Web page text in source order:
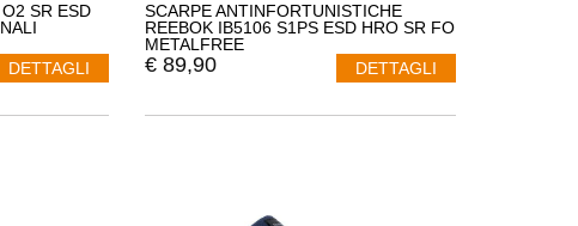
e nella produzione dei suoi prodotti antinfortunistica. Le
nazionali e internazionali, garantendo che i lavoratori
SR ESD
DETTAGLI
SCARPE ANTINFORTUNISTICHE
REEBOK IB5106 S1PS ESD HRO SR FO
METALFREE
€ 89,90 DETTAGLI